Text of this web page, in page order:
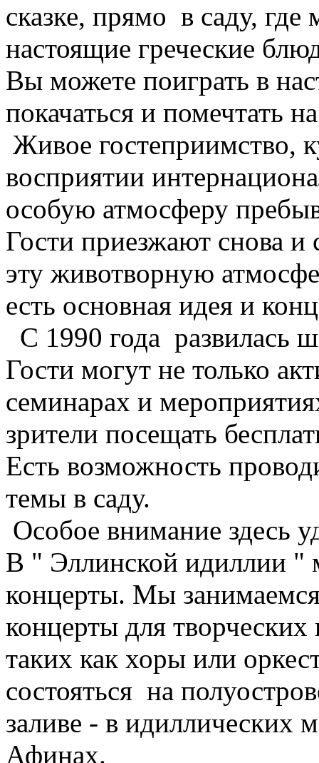
сказке, прямо в саду,
настоящие греческие
Вы можете поиграть в
покачаться и помечтать
Живое гостеприимство,
восприятии
особую атмосферу
Гости приезжают снова и
эту животворную
есть основная идея и
С 1990 года развилась
Гости могут не только
семинарах и
зрители посещать
Есть возможность
темы в саду.
Особое внимание здесь
В " Эллинской идиллии "
концерты. Мы
концерты для
таких как хоры или
состояться на
заливе - в идиллических
Афинах.